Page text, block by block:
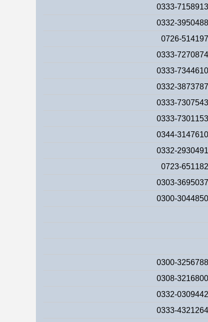
0333-7158913
0332-3950488
0726-514197
0333-7270874
0333-7344610
0332-3873787
0333-7307543
0333-7301153
0344-3147610
0332-2930491
0723-651182
0303-3695037
0300-3044850
0300-3256788
0308-3216800
0332-0309442
0333-4321264